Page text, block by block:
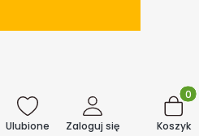
Ulubione Zaloguj się Koszyk